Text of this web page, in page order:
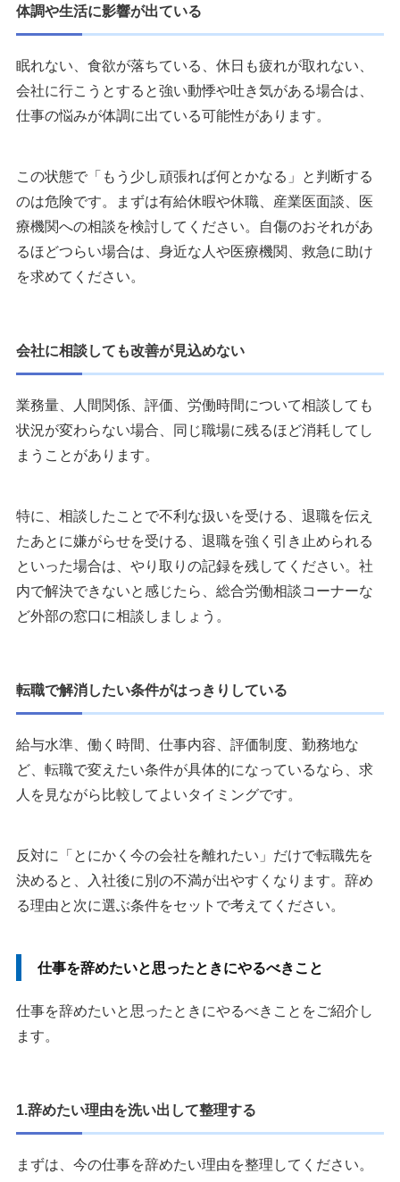
体調や生活に影響が出ている
眠れない、食欲が落ちている、休日も疲れが取れない、
会社に行こうとすると強い動悸や吐き気がある場合は、
仕事の悩みが体調に出ている可能性があります。
この状態で「もう少し頑張れば何とかなる」と判断する
のは危険です。まずは有給休暇や休職、産業医面談、医
療機関への相談を検討してください。自傷のおそれがあ
るほどつらい場合は、身近な人や医療機関、救急に助け
を求めてください。
会社に相談しても改善が見込めない
業務量、人間関係、評価、労働時間について相談しても
状況が変わらない場合、同じ職場に残るほど消耗してし
まうことがあります。
特に、相談したことで不利な扱いを受ける、退職を伝え
たあとに嫌がらせを受ける、退職を強く引き止められる
といった場合は、やり取りの記録を残してください。社
内で解決できないと感じたら、総合労働相談コーナーな
ど外部の窓口に相談しましょう。
転職で解消したい条件がはっきりしている
給与水準、働く時間、仕事内容、評価制度、勤務地な
ど、転職で変えたい条件が具体的になっているなら、求
人を見ながら比較してよいタイミングです。
反対に「とにかく今の会社を離れたい」だけで転職先を
決めると、入社後に別の不満が出やすくなります。辞め
る理由と次に選ぶ条件をセットで考えてください。
仕事を辞めたいと思ったときにやるべきこと
仕事を辞めたいと思ったときにやるべきことをご紹介し
ます。
1.辞めたい理由を洗い出して整理する
まずは、今の仕事を辞めたい理由を整理してください。